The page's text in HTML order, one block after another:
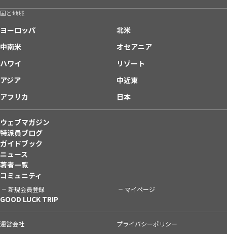
国と地域
ヨーロッパ
北米
中南米
オセアニア
ハワイ
リゾート
アジア
中近東
アフリカ
日本
ウェブマガジン
特派員ブログ
ガイドブック
ニュース
著者一覧
コミュニティ
新規会員登録 マイページ
GOOD LUCK TRIP
運営会社 プライバシーポリシー